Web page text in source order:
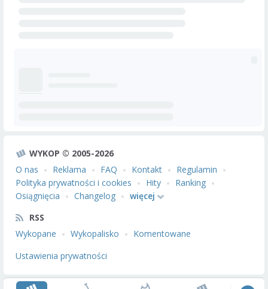
WYKOP © 2005-2026
O nas
Reklama FAQ Kontakt
Regulamin
Polityka prywatności i cookies
Hity
Ranking
Osiągnięcia
Changelog
więcej
RSS
Wykopane
Wykopalisko
Komentowane
Ustawienia prywatności